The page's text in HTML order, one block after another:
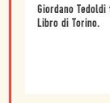
Giordano
Libro di Torino.